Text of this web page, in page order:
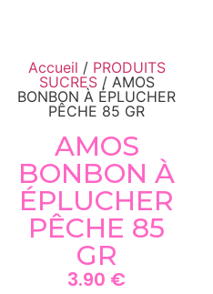
Accueil / PRODUITS
SUCRES/ AMOS
BONBON À ÉPLUCHER
PÊCHE 85 GR
AMOS
BONBON À
ÉPLUCHER
PÊCHE 85
GR
3.90 €